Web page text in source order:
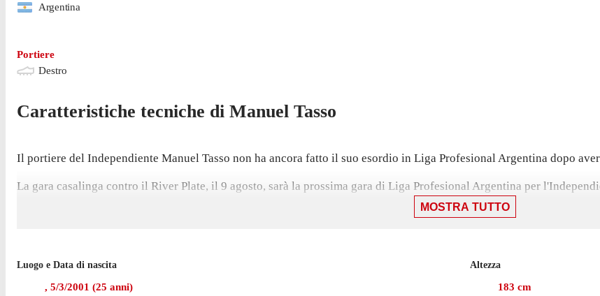
Argentina
Portiere
Destro
Caratteristiche tecniche di Manuel Tasso
Il portiere del Independiente Manuel Tasso non ha ancora fatto il suo esordio in Liga Profesional Argentina dopo
La gara casalinga contro il River Plate, il 9 agosto, sarà la prossima gara di Liga Profesional Argentina per
MOSTRA TUTTO
Luogo e Data di nascita
, 5/3/2001 (25 anni)
Altezza
183 cm